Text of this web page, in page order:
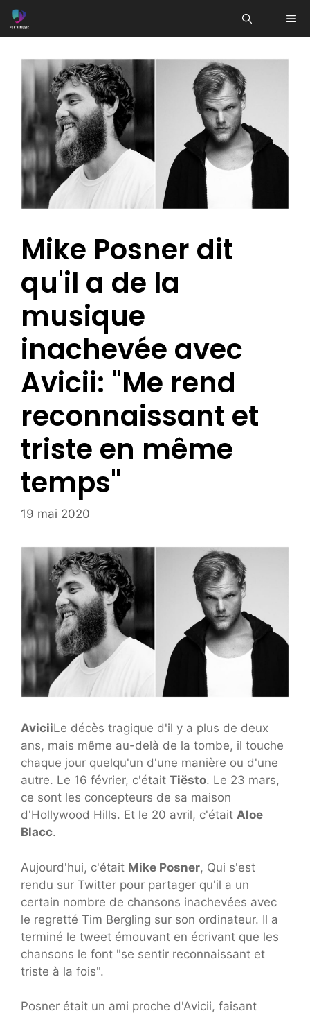
Aller
au
Mike Posner dit
qu'il a de la
musique
inachevée avec
Avicii: "Me rend
reconnaissant et
triste en même
temps"
19 mai 2020
AviciiLe décès tragique d'il y a plus de deux
ans, mais même au-delà de la tombe, il touche
chaque jour quelqu'un d'une manière ou d'une
autre. Le 16 février, c'était Tiësto. Le 23 mars,
ce sont les concepteurs de sa maison
d'Hollywood Hills. Et le 20 avril, c'était Aloe
Blacc.
Aujourd'hui, c'était Mike Posner, Qui s'est
rendu sur Twitter pour partager qu'il a un
certain nombre de chansons inachevées avec
le regretté Tim Bergling sur son ordinateur. Il a
terminé le tweet émouvant en écrivant que les
chansons le font "se sentir reconnaissant et
triste à la fois".
Posner était un ami proche d'Avicii, faisant